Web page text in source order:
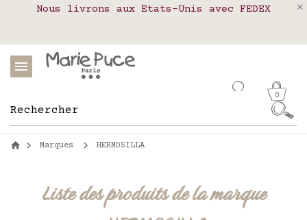
Notre site part en vacances !
Nous livrons aux Etats-Unis avec FEDEX
Livraison en relais colis en France,
0
Marques HERMOSILLA
Liste des produits de la marque